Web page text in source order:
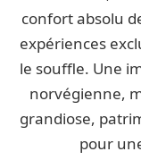
confort absolu
expériences
le souffle. Une
norvégienne,
grandiose,
pour